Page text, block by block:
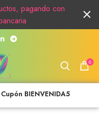
0
BIENVENIDA5
pagando con